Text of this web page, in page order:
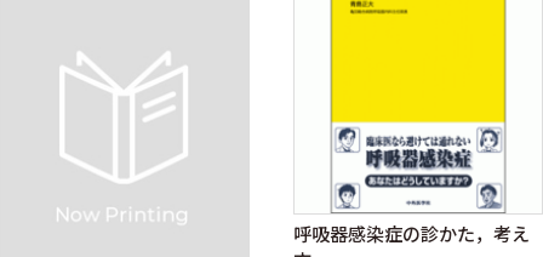
呼吸器感染症の診かた，考え